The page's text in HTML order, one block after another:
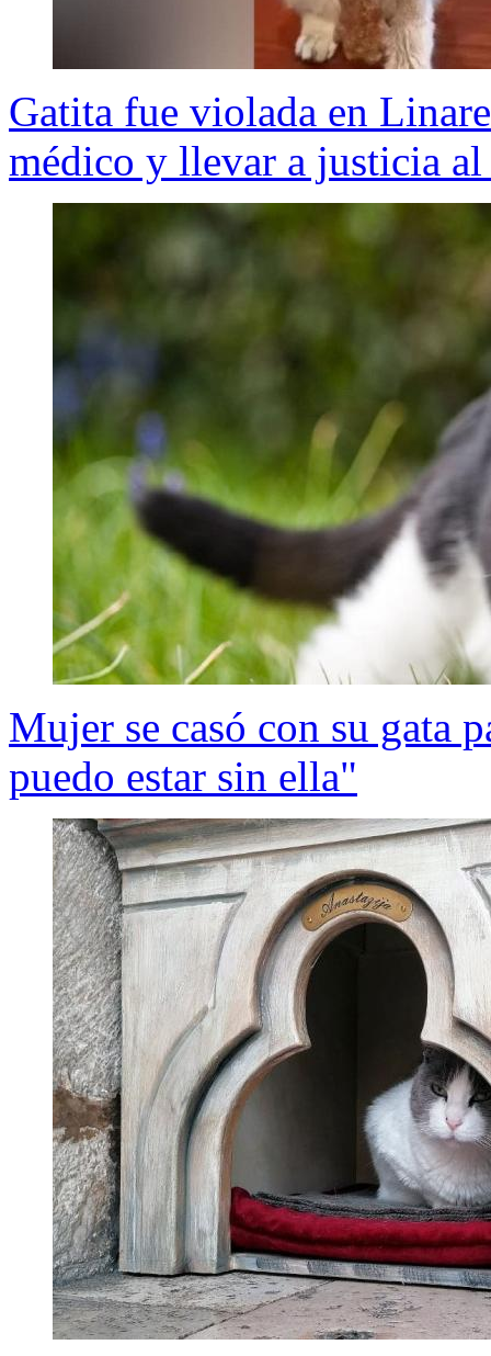
Gatita fue violada en
médico y llevar a justicia
Mujer se casó con su gata
puedo estar sin ella"